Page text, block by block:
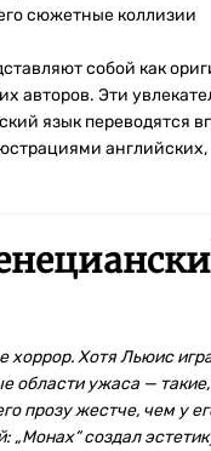
сюжетные коллизии
собой как
авторов. Эти
язык переводятся
английских,
хоррор. Хотя Льюис
области ужаса —
прозу жестче, чем у
создал